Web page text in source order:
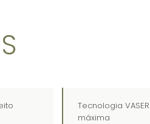
Tecnologia
máxima